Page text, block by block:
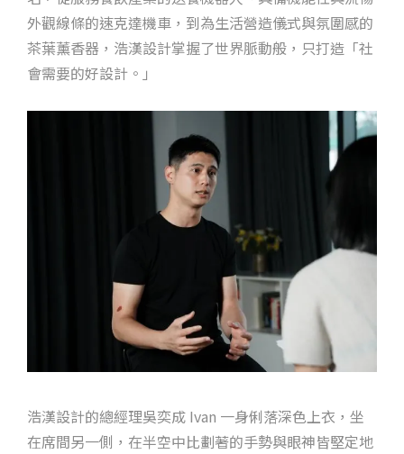
外觀線條的速克達機車，到為生活營造儀式與氛圍感的
茶葉薰香器，浩漢設計掌握了世界脈動般，只打造「社
會需要的好設計。」
浩漢設計的總經理吳奕成 Ivan 一身俐落深色上衣，坐
在席間另一側，在半空中比劃著的手勢與眼神皆堅定地